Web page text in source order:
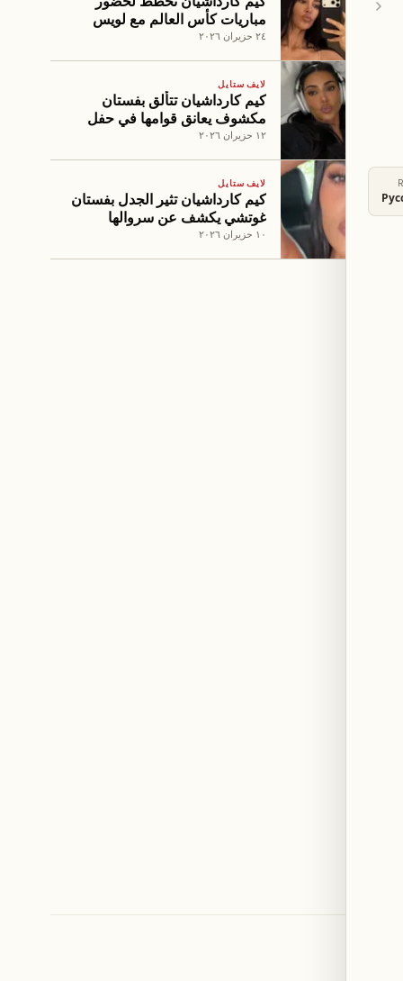
مباريات كأس العالم مع لويس
هاميلتون
٢٤ حزيران ٢٠٢٦
لايف ستايل
كيم كارداشيان تتألق بفستان
مكشوف يعانق قوامها في حفل
على يخت
١٢ حزيران ٢٠٢٦
لايف ستايل
كيم كارداشيان تثير الجدل بفستان
غوتشي يكشف عن سروالها
الداخلي على يخت
١٠ حزيران ٢٠٢٦